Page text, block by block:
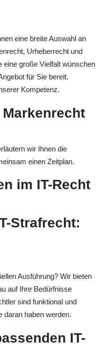
eine breite Auswahl an
Urheberrecht und
eine große Vielfalt wünschen
für Sie bereit.
Kompetenz.
wir Ihnen die
einen Zeitplan.
im IT-Recht
Strafrecht:
Ausführung? Wir bieten
auf Ihre Bedürfnisse
sind funktional und
daran haben werden.
IT-